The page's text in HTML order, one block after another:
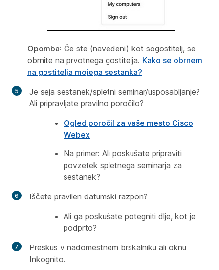
Opomba: Če ste (navedeni) kot sogostitelj, se
obrnite na prvotnega gostitelja. Kako se obrnem
na gostitelja mojega sestanka?
Je seja sestanek/spletni seminar/usposabljanje?
Ali pripravljate pravilno poročilo?
Ogled poročil za vaše mesto Cisco
Webex
Na primer: Ali poskušate pripraviti
povzetek spletnega seminarja za
sestanek?
Iščete pravilen datumski razpon?
Ali ga poskušate potegniti dlje, kot je
podprto?
Preskus v nadomestnem brskalniku ali oknu
Inkognito.